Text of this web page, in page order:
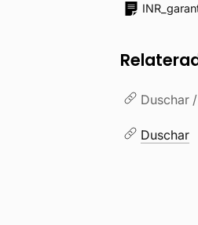
Duschar /
Duschar